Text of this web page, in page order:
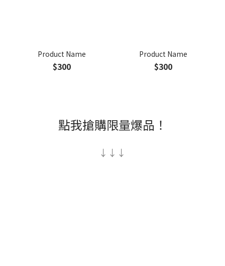
Product Name
$300
Product Name
$300
點我搶購限量爆品！
↓↓↓